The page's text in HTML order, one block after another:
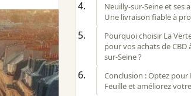
Neuilly-sur-Seine et ses
Une livraison fiable à
Pourquoi choisir La
pour vos achats de CBD
sur-Seine ?
Conclusion : Optez pour
Feuille et améliorez